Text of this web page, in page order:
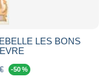
LES BONS
-50 %